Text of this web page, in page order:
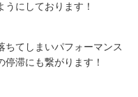
にしております！
ちてしまいパフォーマンス
滞にも繋がります！